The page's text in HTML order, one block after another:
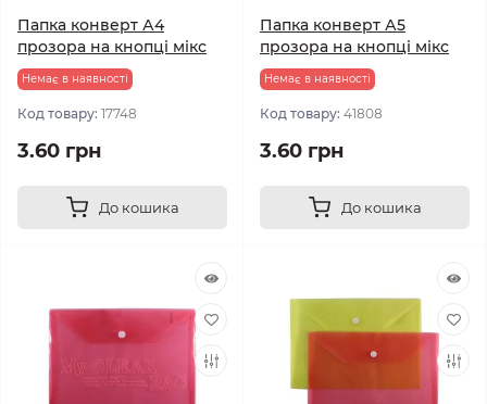
Папка конверт А4
прозора на кнопці мікс
Немає в наявності
Код товару: 17748
3.60 грн
До кошика
Папка конверт А5
прозора на кнопці мікс
Немає в наявності
Код товару: 41808
3.60 грн
До кошика